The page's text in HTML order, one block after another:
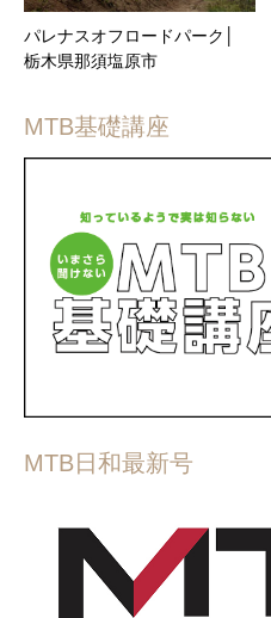
パレナスオフロードパーク│
栃木県那須塩原市
MTB基礎講座
MTB日和最新号